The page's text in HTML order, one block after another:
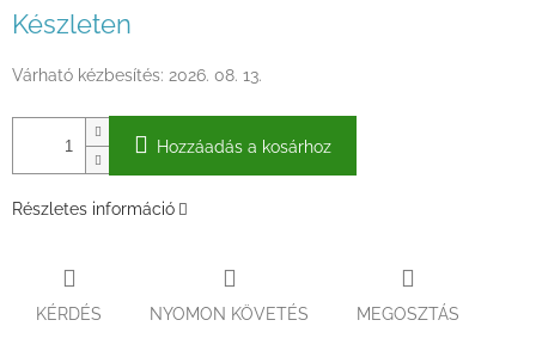
Készleten
Várható kézbesítés: 2026. 08. 13.
Hozzáadás a kosárhoz
Részletes információ
KÉRDÉS NYOMON KÖVETÉS MEGOSZTÁS